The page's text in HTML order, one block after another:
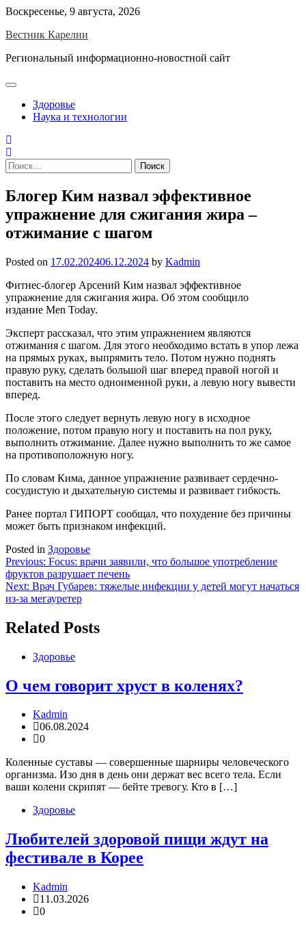
Skip
content
Воскресенье, 9 августа, 2026
Вестник Карелии
Региональный информационно-новостной сайт
Здоровье
Наука и технологии
Найти:
Блогер Ким назвал эффективное
упражнение для сжигания жира –
отжимание с шагом
Posted on 17.02.202406.12.2024 by Kadmin
Фитнес-блогер Арсений Ким назвал эффективное
упражнение для сжигания жира. Об этом сообщило
издание Men Today.
Эксперт рассказал, что этим упражнением являются
отжимания с шагом. Для этого необходимо встать в упор лежа
на прямых руках, выпрямить тело. Потом нужно поднять
правую руку, сделать большой шаг вперед правой ногой и
поставить на место одноименной руки, а левую ногу вывести
вперед.
После этого следует вернуть левую ногу в исходное
положение, потом правую ногу и поставить на пол руку,
выполнить отжимание. Далее нужно выполнить то же самое
на противоположную ногу.
По словам Кима, данное упражнение развивает сердечно-
сосудистую и дыхательную системы и развивает гибкость.
Ранее портал ГИПОРТ сообщал, что похудение без причины
может быть признаком инфекций.
Posted in Здоровье
Навигация
по
записям
Previous: Focus: врачи заявили, что большое употребление
фруктов разрушает печень
Next: Врач Губарев: тяжелые инфекции у детей могут начаться
из-за мегауретер
Related Posts
Здоровье
О чем говорит хруст в коленях?
Kadmin
06.08.2024
0
Коленные суставы — совершенные шарниры человеческого
организма. Изо дня в день они держат вес всего тела. Если
ваши колени скрипят — бейте тревогу. Кто в […]
Здоровье
Любителей здоровой пищи ждут на
фестивале в Корее
Kadmin
11.03.2026
0